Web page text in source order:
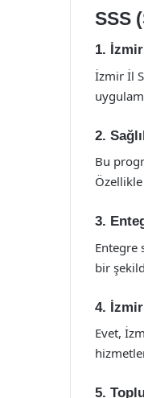
SSS
1.
İzmir İl
2.
Bu
3.
Entegre
bir
4.
Evet,
5.